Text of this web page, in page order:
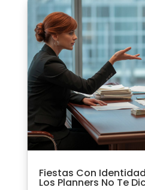
Fiestas Con
Los Planners No Te